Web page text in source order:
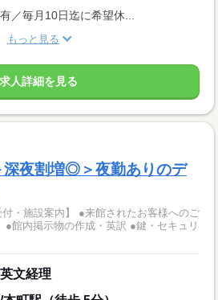
／毎月10日迄に希望休...
もっと見る
求人詳細を見る
深夜割増◎＞夜勤ありのデ
付・施設案内】 ●来館されたお客様へのご
●館内掲示物の作成・英訳 ●鍵・セキュリ
文経理